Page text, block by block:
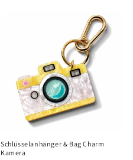
Schlüsselanhänger & Bag Charm
Kamera